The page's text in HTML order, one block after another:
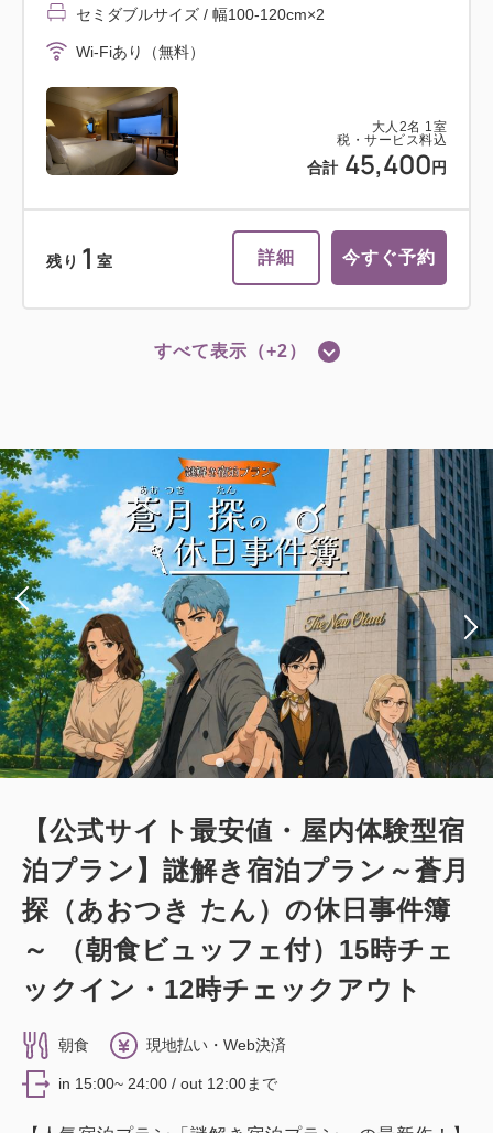
大人 2名 1室
税・サービス料込
合計 45,400 円
セミダブルサイズ / 幅100-120cm×2
Wi-Fiあり（無料）
残り 1 室 詳細 今すぐ予約
名
税・サービス料込
合計 45,400円
煙
禁煙 40.00m2 1~2名
セミダブルサイズ / 幅100-120cm×2
Wi-Fiあり（無料）
ツイン 禁煙室
スーペリアコーナーツインルーム（51
すべて表示（+2）
【公式サイト最安値・屋内体験型宿
泊プラン】謎解き宿泊プラン～蒼月
探（あおつき たん）の休日事件簿
～ （朝食ビュッフェ付）15時チェ
ックイン・12時チェックアウト
朝食 現地払い・Web決済
in 15:00~ 24:00 / out 12:00まで